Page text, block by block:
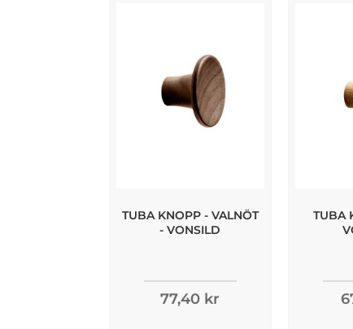
TUBA KNOPP - VALNÖT
- VONSILD
77,40 kr
TUBA